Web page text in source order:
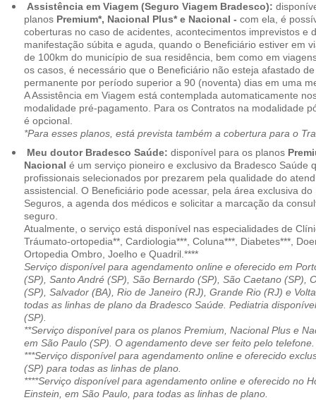
Assistência em Viagem (Seguro Viagem Bradesco):
planos Premium*, Nacional Plus* e Nacional - com ela, é
coberturas no caso de acidentes, acontecimentos imprevistos e
manifestação súbita e aguda, quando o Beneficiário estiver em
de 100km do município de sua residência, bem como em
os casos, é necessário que o Beneficiário não esteja afastado
permanente por período superior a 90 (noventa) dias em uma
A Assistência em Viagem está contemplada automaticamente
modalidade pré-pagamento. Para os Contratos na modalidade
é opcional.
*Para esses planos, está prevista também a cobertura para o
Meu doutor Bradesco Saúde: disponível para os planos
Nacional é um serviço pioneiro e exclusivo da Bradesco Saúde
profissionais selecionados por prezarem pela qualidade do
assistencial. O Beneficiário pode acessar, pela área exclusiva
Seguros, a agenda dos médicos e solicitar a marcação da
seguro.
Atualmente, o serviço está disponível nas especialidades de
Tráumato-ortopedia**, Cardiologia***, Coluna***, Diabetes***,
Ortopedia Ombro, Joelho e Quadril.****
Serviço disponível para agendamento online e oferecido em
(SP), Santo André (SP), São Bernardo (SP), São Caetano (SP),
(SP), Salvador (BA), Rio de Janeiro (RJ), Grande Rio (RJ) e
todas as linhas de plano da Bradesco Saúde. Pediatria
(SP).
**Serviço disponível para os planos Premium, Nacional Plus e
em São Paulo (SP). O agendamento deve ser feito pelo telefone.
***Serviço disponível para agendamento online e oferecido
(SP) para todas as linhas de plano.
****Serviço disponível para agendamento online e oferecido no
Einstein, em São Paulo, para todas as linhas de plano.